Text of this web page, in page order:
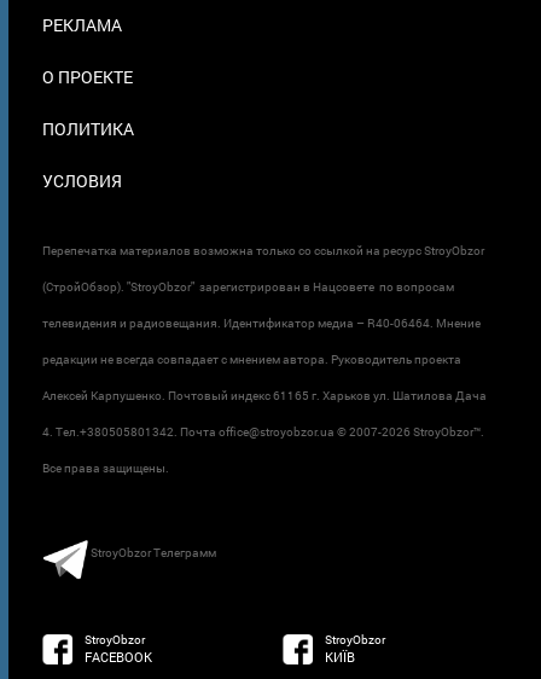
РЕКЛАМА
О ПРОЕКТЕ
ПОЛИТИКА
УСЛОВИЯ
Перепечатка материалов возможна только со ссылкой на ресурс StroyObzor
(СтройОбзор). "StroyObzor" зарегистрирован в Нацсовете по вопросам
телевидения и радиовещания. Идентификатор медиа – R40-06464. Мнение
редакции не всегда совпадает с мнением автора. Руководитель проекта
Алексей Карпушенко. Почтовый индекс 61165 г. Харьков ул. Шатилова Дача
4. Тел.+380505801342. Почта office@stroyobzor.ua © 2007-2026 StroyObzor™.
Все права защищены.
StroyObzor Телеграмм
StroyObzor
FACEBOOK
StroyObzor
КИЇВ